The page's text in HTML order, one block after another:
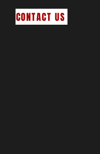
CONTACT US